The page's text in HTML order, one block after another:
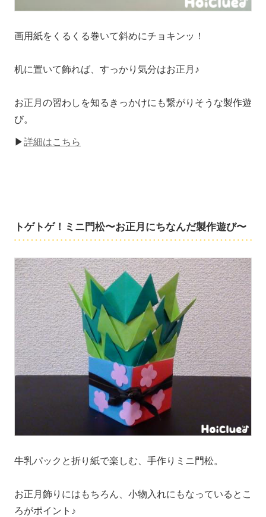
画用紙をくるくる巻いて斜めにチョキンッ！
机に置いて飾れば、すっかり気分はお正月♪
お正月の習わしを知るきっかけにも繋がりそうな製作遊
び。
▶詳細はこちら
トゲトゲ！ミニ門松〜お正月にちなんだ製作遊び〜
牛乳パックと折り紙で楽しむ、手作りミニ門松。
お正月飾りにはもちろん、小物入れにもなっているとこ
ろがポイント♪